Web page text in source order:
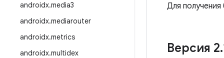
androidx.media3
androidx.mediarouter
androidx.metrics
androidx.multidex
Для
Версия 2.